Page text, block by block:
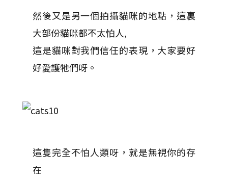
然後又是另一個拍攝貓咪的地點，這裏
大部份貓咪都不太怕人,
這是貓咪對我們信任的表現，大家要好
好愛護牠們呀。
這隻完全不怕人類呀，就是無視你的存
在